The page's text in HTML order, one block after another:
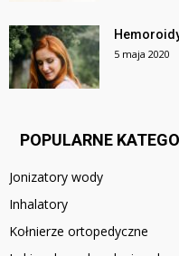
5 maja 2020
POPULARNE
Jonizatory wody
Inhalatory
Kołnierze ortopedyczne